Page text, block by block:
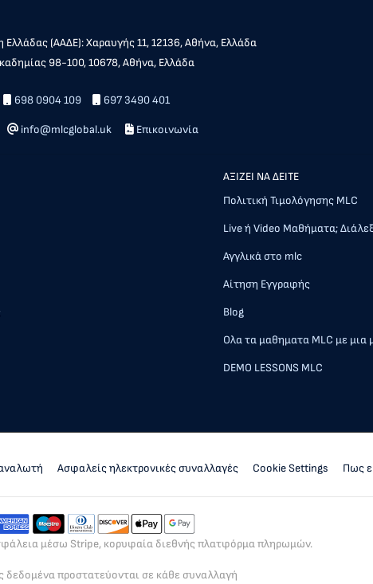
Ελλάδας (ΑΑΔΕ): Χαραυγής 11, 12136, Αθήνα, Ελλάδα
98-100, 10678, Αθήνα, Ελλάδα
698 0904 109 697 3490 401
info@mlcglobal.uk Επικοινωνία
AΞΙΖΕΙ ΝΑ ΔΕΙΤΕ
Πολιτική Τιμολόγησης MLC
Live ή Video Μαθήματα;
Αγγλικά στο mlc
Αίτηση Εγγραφής
Blog
Ολα τα μαθηματα MLC με μια
DEMO LESSONS MLC
Ασφαλείς ηλεκτρονικές συναλλαγές Cookie Settings Πως
μέσω Stripe, κορυφαία διεθνής πλατφόρμα πληρωμών.
δεδομένα προστατεύονται σε κάθε συναλλαγή